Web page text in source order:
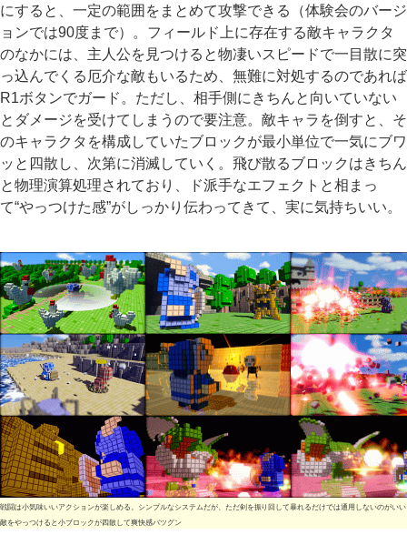
にすると、一定の範囲をまとめて攻撃できる（体験会のバージ
ョンでは90度まで）。フィールド上に存在する敵キャラクタ
のなかには、主人公を見つけると物凄いスピードで一目散に突
っ込んでくる厄介な敵もいるため、無難に対処するのであれば
R1ボタンでガード。ただし、相手側にきちんと向いていない
とダメージを受けてしまうので要注意。敵キャラを倒すと、そ
のキャラクタを構成していたブロックが最小単位で一気にブワ
ッと四散し、次第に消滅していく。飛び散るブロックはきちん
と物理演算処理されており、ド派手なエフェクトと相まっ
て“やっつけた感”がしっかり伝わってきて、実に気持ちいい。
戦闘は小気味いいアクションが楽しめる。シンプルなシステムだが、ただ剣を振り回して暴れるだけでは通用しないのがい
敵をやっつけると小ブロックが四散して爽快感バツグン